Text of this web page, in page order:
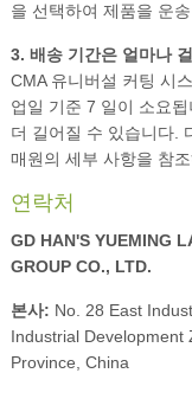
을 선택하여 제품을 운
3. 배송 기간은 얼마나
CMA 유니버설 커팅 시
업일 기준 7 일이 소요
더 길어질 수 있습니다.
매원의 세부 사항을 참
연락처
GD HAN'S YUEMING
GROUP CO., LTD.
본사: No. 28 East
Industrial Development
Province, China